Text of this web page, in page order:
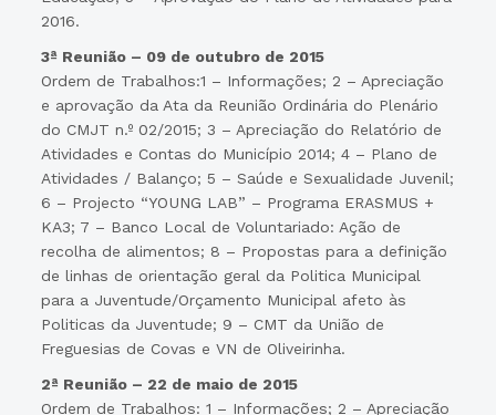
2016.
3ª Reunião – 09 de outubro de 2015
Ordem de Trabalhos:1 – Informações; 2 – Apreciação
e aprovação da Ata da Reunião Ordinária do Plenário
do CMJT n.º 02/2015; 3 – Apreciação do Relatório de
Atividades e Contas do Município 2014; 4 – Plano de
Atividades / Balanço; 5 – Saúde e Sexualidade Juvenil;
6 – Projecto “YOUNG LAB” – Programa ERASMUS +
KA3; 7 – Banco Local de Voluntariado: Ação de
recolha de alimentos; 8 – Propostas para a definição
de linhas de orientação geral da Politica Municipal
para a Juventude/Orçamento Municipal afeto às
Politicas da Juventude; 9 – CMT da União de
Freguesias de Covas e VN de Oliveirinha.
2ª Reunião – 22 de maio de 2015
Ordem de Trabalhos: 1 – Informações; 2 – Apreciação